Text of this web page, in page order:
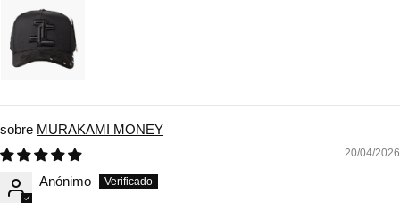
MURAKAMI MONEY
20/04/2026
Anónimo